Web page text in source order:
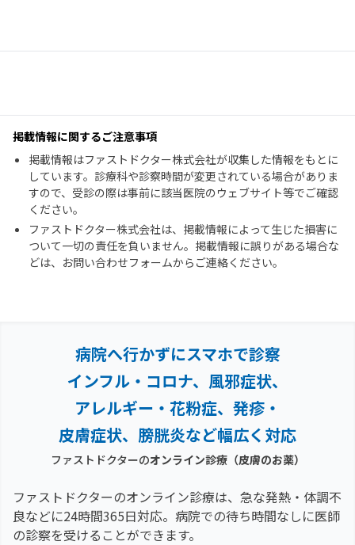
掲載情報に関するご注意事項
掲載情報はファストドクター株式会社が収集した情報をもとに
しています。診療科や診察時間が変更されている場合がありま
すので、受診の際は事前に該当医院のウェブサイト等でご確認
ください。
ファストドクター株式会社は、掲載情報によって生じた損害に
ついて一切の責任を負いません。掲載情報に誤りがある場合な
どは、お問い合わせフォームからご連絡ください。
病院へ行かずにスマホで診察
インフル・コロナ、風邪症状、
アレルギー・花粉症、 発疹・
皮膚症状、膀胱炎など幅広く対応
ファストドクターのオンライン診療（皮膚のお薬）
ファストドクターのオンライン診療は、急な発熱・体調不
良などに24時間365日対応。 病院での待ち時間なしに医師
の診察を受けることができます。